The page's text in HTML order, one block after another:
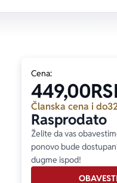
Cena:
449,00
Članska cena i do
Rasprodato
Želite da vas
ponovo bude
dugme ispod!